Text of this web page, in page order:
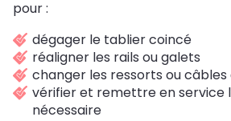
pour :
dégager le tablier coincé
réaligner les rails ou galets
changer les ressorts ou
vérifier et remettre en service
nécessaire